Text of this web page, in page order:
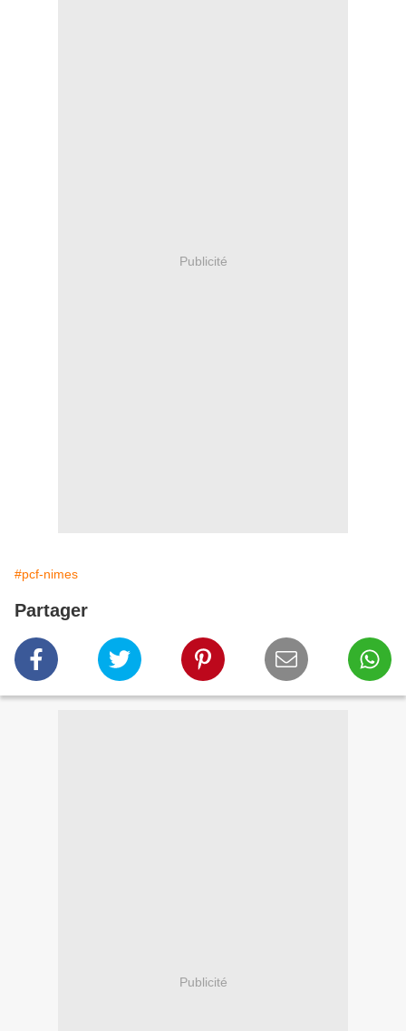
Publicité
#pcf-nimes
Partager
Publicité